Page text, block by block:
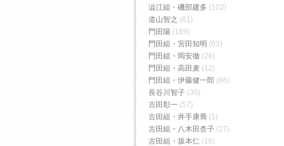
澁江組・磯部建多 (102)
道山智之 (61)
門田陽 (189)
門田組・宮田知明 (63)
門田組・岡安徹 (26)
門田組・高田麦 (12)
門田組・伊藤健一郎 (86)
長谷川智子 (30)
古田彰一 (57)
古田組・井手康喬 (1)
古田組・八木田杏子 (27)
古田組・坂本仁 (10)